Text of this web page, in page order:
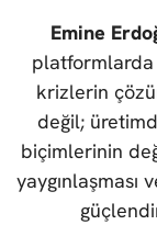
Emine
platformlarda
krizlerin
değil;
biçimlerinin